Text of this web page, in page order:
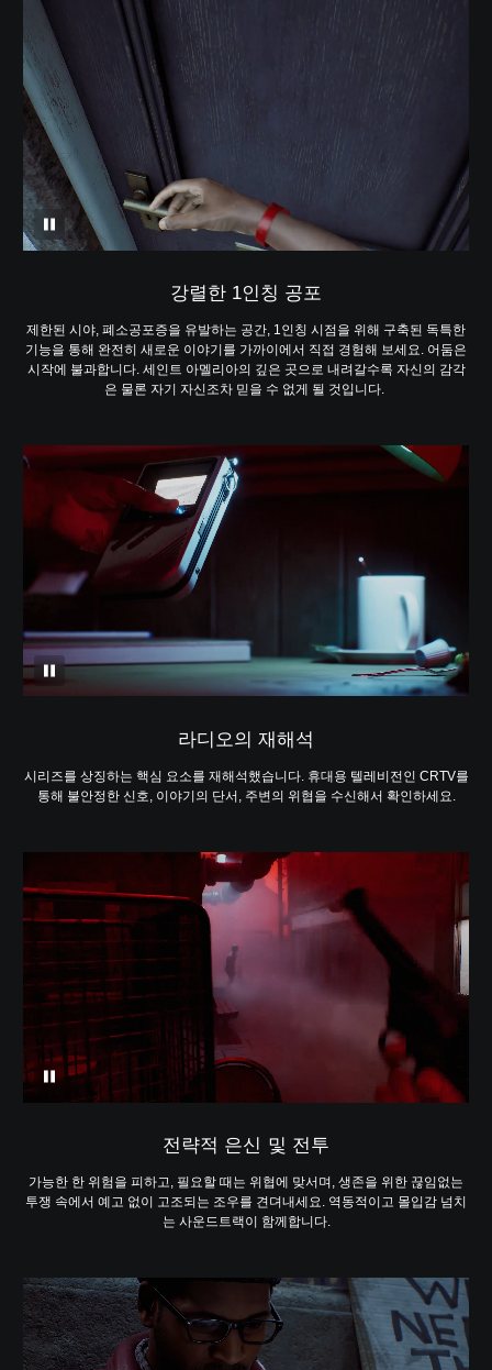
강렬한 1인칭 공포
제한된 시야, 폐소공포증을 유발하는 공간, 1인칭 시점을 위해 구축된 독특한
기능을 통해 완전히 새로운 이야기를 가까이에서 직접 경험해 보세요. 어둠은
시작에 불과합니다. 세인트 아멜리아의 깊은 곳으로 내려갈수록 자신의 감각
은 물론 자기 자신조차 믿을 수 없게 될 것입니다.
라디오의 재해석
시리즈를 상징하는 핵심 요소를 재해석했습니다. 휴대용 텔레비전인 CRTV를
통해 불안정한 신호, 이야기의 단서, 주변의 위협을 수신해서 확인하세요.
전략적 은신 및 전투
가능한 한 위험을 피하고, 필요할 때는 위협에 맞서며, 생존을 위한 끊임없는
투쟁 속에서 예고 없이 고조되는 조우를 견뎌내세요. 역동적이고 몰입감 넘치
는 사운드트랙이 함께합니다.